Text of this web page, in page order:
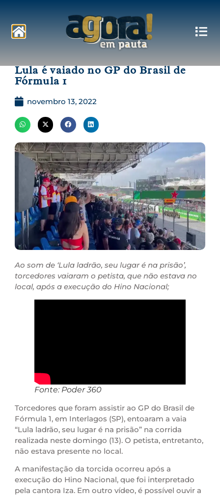
Lula é vaiado no GP do Brasil de
Fórmula 1
novembro 13, 2022
Ao som de ‘Lula ladrão, seu lugar é na prisão’,
torcedores vaiaram o petista, que não estava no
local, após a execução do Hino Nacional;
Fonte: Poder 360
Torcedores que foram assistir ao GP do Brasil de
Fórmula 1, em Interlagos (SP), entoaram a vaia
“Lula ladrão, seu lugar é na prisão” na corrida
realizada neste domingo (13). O petista, entretanto,
não estava presente no local.
A manifestação da torcida ocorreu após a
execução do Hino Nacional, que foi interpretado
pela cantora Iza. Em outro vídeo, é possível ouvir a